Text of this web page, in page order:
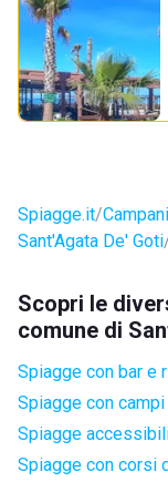
Spiagge.it
Sant'Agata De' Goti
Scopri le
comune di
Spiagge con bar e
Spiagge con
Spiagge
Spiagge con corsi